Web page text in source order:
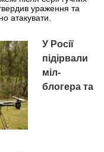
ураження та
атакувати.
У Росії
підірвали
міл-
блогера та